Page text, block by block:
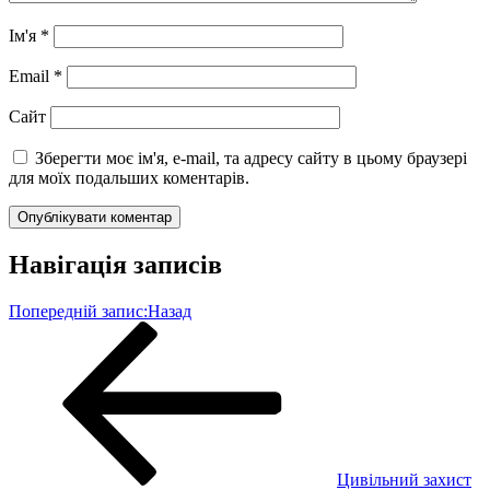
Ім'я *
Email *
Сайт
Зберегти моє ім'я, e-mail, та адресу сайту в цьому браузері
для моїх подальших коментарів.
Навігація записів
Попередній запис:Назад
Цивільний захист